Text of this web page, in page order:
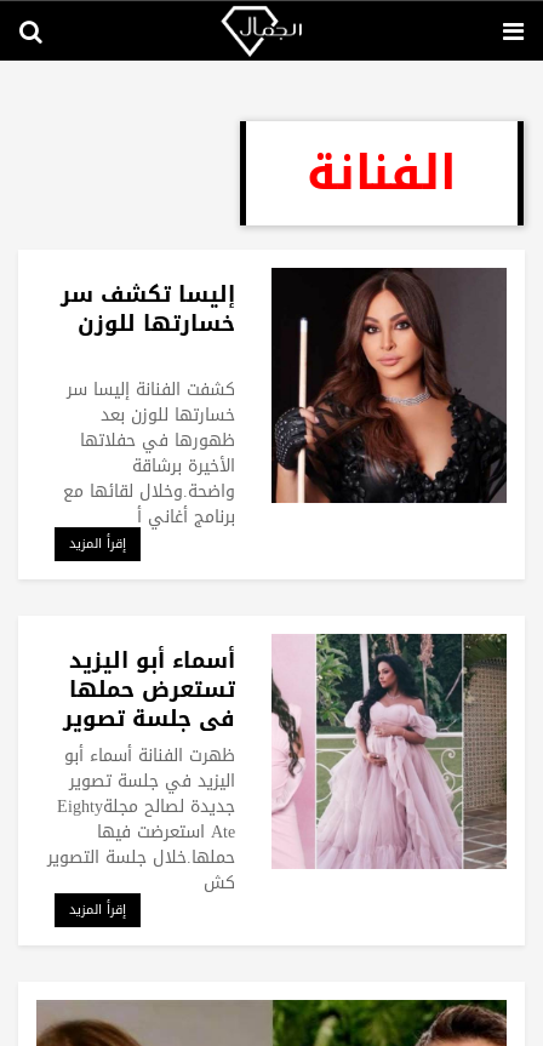
الفنانة
إليسا تكشف سر
خسارتها للوزن
كشفت الفنانة إليسا سر
خسارتها للوزن بعد
ظهورها في حفلاتها
الأخيرة برشاقة
واضحة.وخلال لقائها مع
برنامج أغاني أ
إقرأ المزيد
أسماء أبو اليزيد
تستعرض حملها
في جلسة تصوير
جديدة
ظهرت الفنانة أسماء أبو
اليزيد في جلسة تصوير
جديدة لصالح مجلةEighty
Ate استعرضت فيها
حملها.خلال جلسة التصوير
كش
إقرأ المزيد